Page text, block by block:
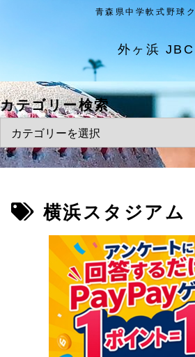
青森県中学軟式野球
外ヶ浜 JBC
カテゴリー検索
横浜スタジアム